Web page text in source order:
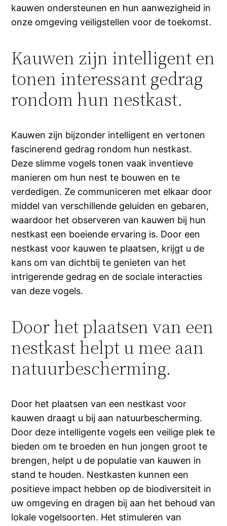
kauwen ondersteunen en hun aanwezigheid in
onze omgeving veiligstellen voor de toekomst.
Kauwen zijn intelligent en
tonen interessant gedrag
rondom hun nestkast.
Kauwen zijn bijzonder intelligent en vertonen
fascinerend gedrag rondom hun nestkast.
Deze slimme vogels tonen vaak inventieve
manieren om hun nest te bouwen en te
verdedigen. Ze communiceren met elkaar door
middel van verschillende geluiden en gebaren,
waardoor het observeren van kauwen bij hun
nestkast een boeiende ervaring is. Door een
nestkast voor kauwen te plaatsen, krijgt u de
kans om van dichtbij te genieten van het
intrigerende gedrag en de sociale interacties
van deze vogels.
Door het plaatsen van een
nestkast helpt u mee aan
natuurbescherming.
Door het plaatsen van een nestkast voor
kauwen draagt u bij aan natuurbescherming.
Door deze intelligente vogels een veilige plek te
bieden om te broeden en hun jongen groot te
brengen, helpt u de populatie van kauwen in
stand te houden. Nestkasten kunnen een
positieve impact hebben op de biodiversiteit in
uw omgeving en dragen bij aan het behoud van
lokale vogelsoorten. Het stimuleren van